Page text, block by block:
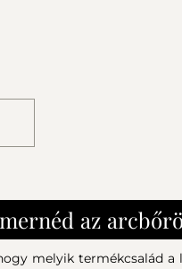
az
melyik termékcsalád a